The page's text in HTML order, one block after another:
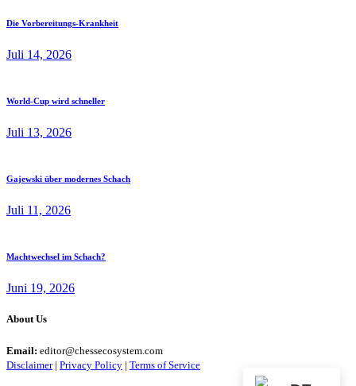
Die Vorbereitungs-Krankheit
Juli 14, 2026
World-Cup wird schneller
Juli 13, 2026
Gajewski über modernes Schach
Juli 11, 2026
Machtwechsel im Schach?
Juni 19, 2026
About Us
Email: editor@chessecosystem.com
Disclaimer| Privacy Policy | Terms of Service